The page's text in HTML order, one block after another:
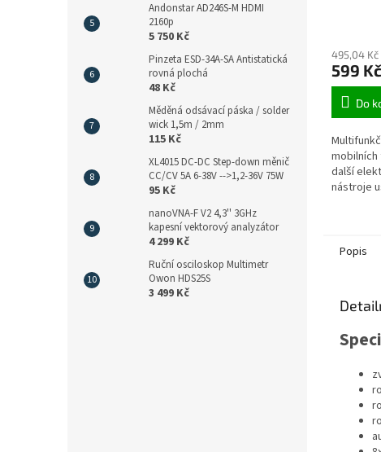
Andonstar AD246S-M HDMI
2160p
5 750 Kč
Pinzeta ESD-34A-SA Antistatická
rovná plochá
48 Kč
Měděná odsávací páska / solder
wick 1,5m / 2mm
115 Kč
XL4015 DC-DC Step-down měnič
CC/CV 5A 6-38V -->1,2-36V 75W
95 Kč
nanoVNA-F V2 4,3'' 3GHz
kapesní vektorový analyzátor
4 299 Kč
Ruční osciloskop Multimetr
Owon HDS25S
3 499 Kč
495,04 Kč
599 Kč
Do
další
nástroje
Popis